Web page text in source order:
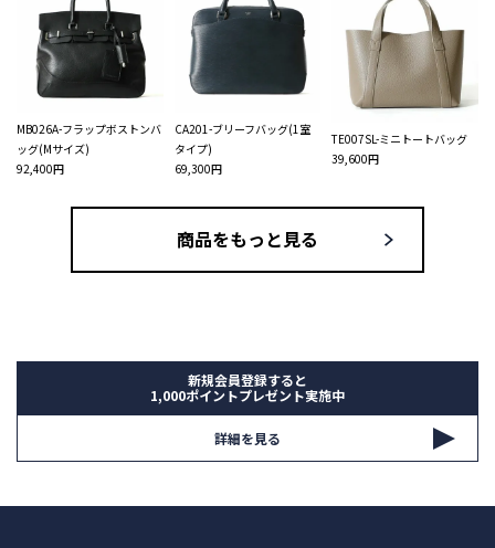
MB026A-フラップボストンバ
ッグ(Mサイズ)
92,400円
CA201-ブリーフバッグ(1室
タイプ)
69,300円
TE007SL-ミニトートバッグ
39,600円
商品をもっと見る
新規会員登録すると
1,000ポイントプレゼント実施中
詳細を見る